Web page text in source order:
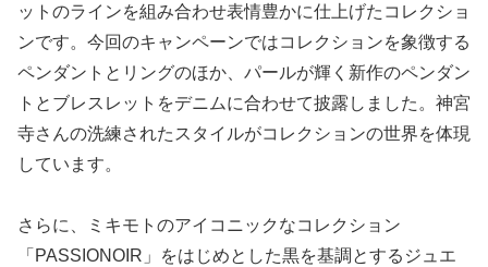
ットのラインを組み合わせ表情豊かに仕上げたコレクショ
ンです。今回のキャンペーンではコレクションを象徴する
ペンダントとリングのほか、パールが輝く新作のペンダン
トとブレスレットをデニムに合わせて披露しました。神宮
寺さんの洗練されたスタイルがコレクションの世界を体現
しています。
さらに、ミキモトのアイコニックなコレクション
「PASSIONOIR」をはじめとした黒を基調とするジュエ